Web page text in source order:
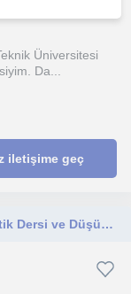
Üniversitesi
Da...
iletişime geç
İlkokul ve Ortaokul Öğrencilerine Matematik Dersi ve Düşünsel Rehberlik